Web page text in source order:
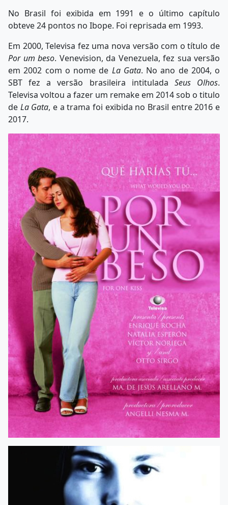
No Brasil foi exibida em 1991 e o último capítulo
obteve 24 pontos no Ibope. Foi reprisada em 1993.
Em 2000, Televisa fez uma nova versão com o título de
Por um beso. Venevision, da Venezuela, fez sua versão
em 2002 com o nome de La Gata. No ano de 2004, o
SBT fez a versão brasileira intitulada Seus Olhos.
Televisa voltou a fazer um remake em 2014 sob o titulo
de La Gata, e a trama foi exibida no Brasil entre 2016 e
2017.